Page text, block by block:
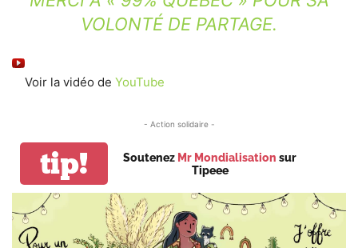
VOLONTÉ DE PARTAGE.
Voir la vidéo de YouTube
- Action solidaire -
tip! Soutenez Mr Mondialisation sur
Tipeee